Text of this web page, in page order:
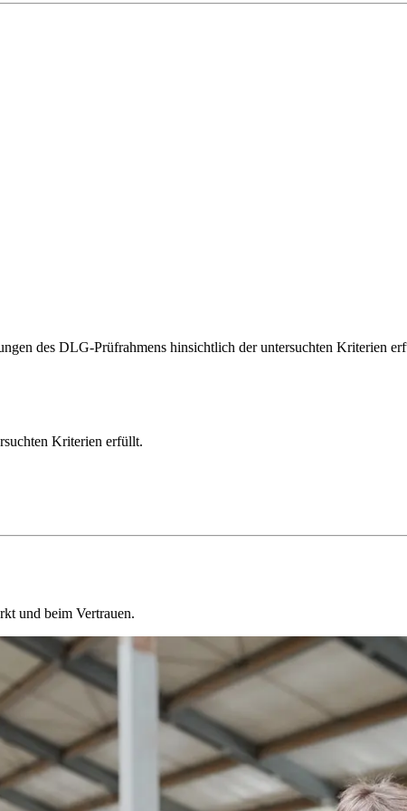
des DLG-Prüfrahmens hinsichtlich der untersuchten Kriterien
Kriterien erfüllt.
und beim Vertrauen.